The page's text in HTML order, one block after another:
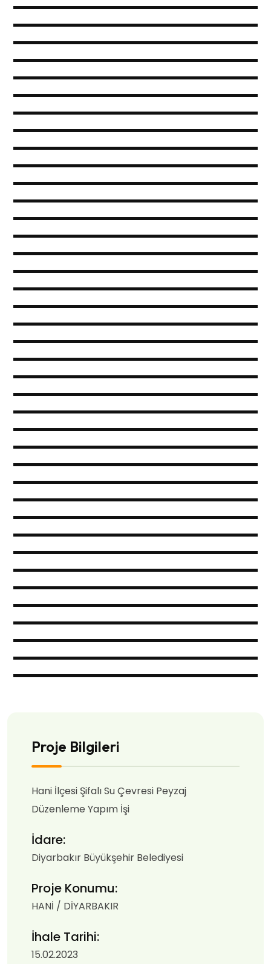
Proje Bilgileri
Hani İlçesi Şifalı Su Çevresi Peyzaj
Düzenleme Yapım İşi
İdare:
Diyarbakır Büyükşehir Belediyesi
Proje Konumu:
HANİ / DİYARBAKIR
İhale Tarihi:
15.02.2023